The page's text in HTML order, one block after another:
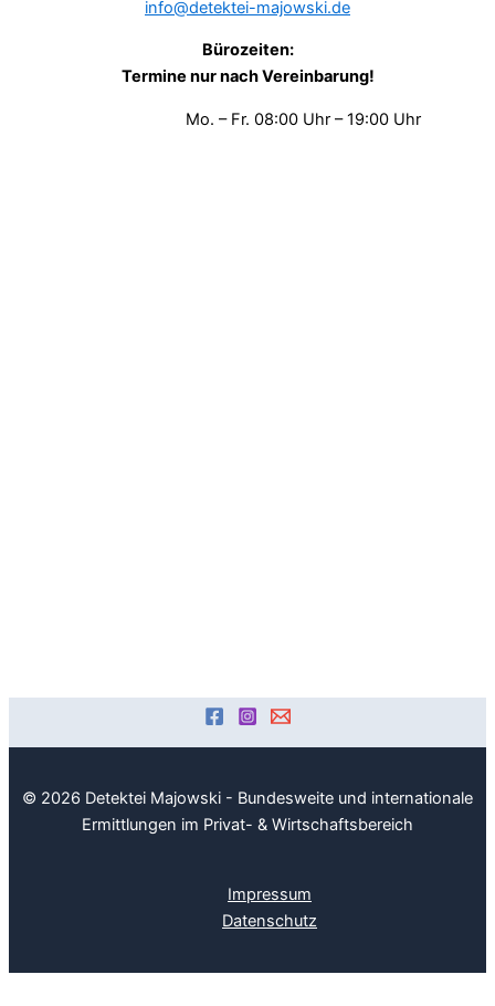
info@detektei-majowski.de
Bürozeiten:
Termine nur nach Vereinbarung!
Mo. – Fr. 08:00 Uhr – 19:00 Uhr
© 2026 Detektei Majowski - Bundesweite und internationale
Ermittlungen im Privat- & Wirtschaftsbereich
Impressum
Datenschutz